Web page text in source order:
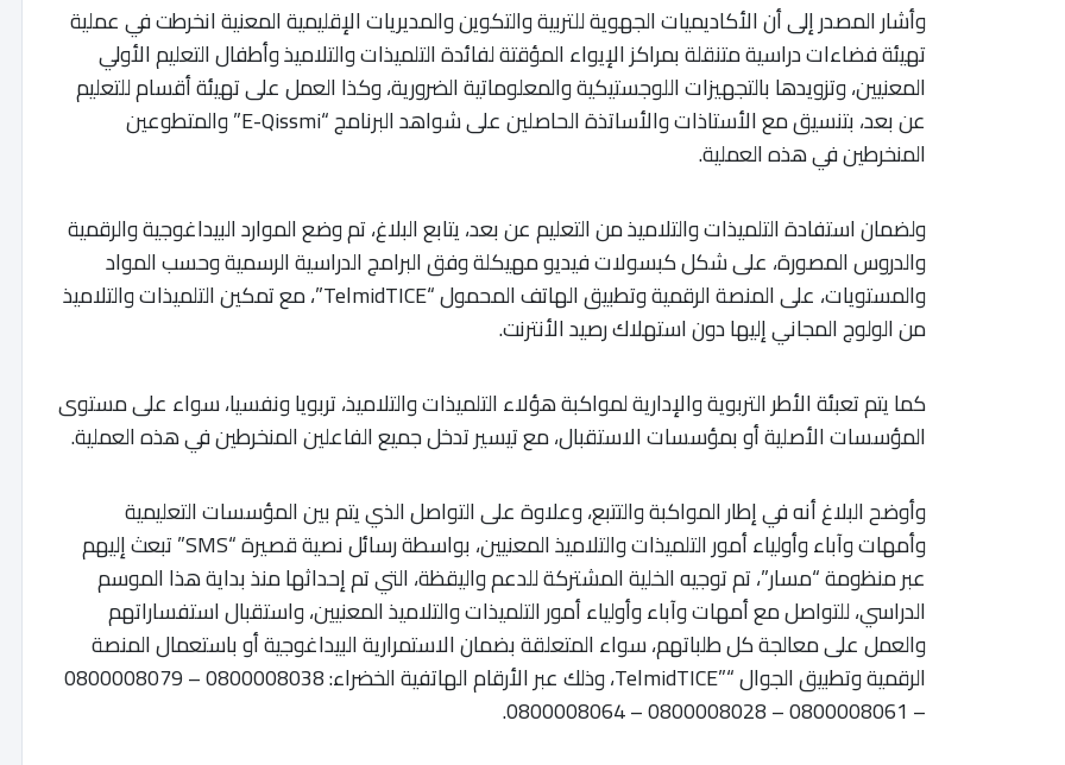
وأشار المصدر إلى أن الأكاديميات الجهوية للتربية والتكوين والمديريات الإقليمية المعنية انخرطت في عملية
تهيئة فضاءات دراسية متنقلة بمراكز الإيواء المؤقتة لفائدة التلميذات والتلاميذ وأطفال التعليم الأولي
المعنيين، وتزويدها بالتجهيزات اللوجستيكية والمعلوماتية الضرورية، وكذا العمل على تهيئة أقسام للتعليم
عن بعد، بتنسيق مع الأستاذات والأساتذة الحاصلين على شواهد البرنامج “E-Qissmi” والمتطوعين
المنخرطين في هذه العملية.
ولضمان استفادة التلميذات والتلاميذ من التعليم عن بعد، يتابع البلاغ، تم وضع الموارد البيداغوجية والرقمية
والدروس المصورة، على شكل كبسولات فيديو مهيكلة وفق البرامج الدراسية الرسمية وحسب المواد
والمستويات، على المنصة الرقمية وتطبيق الهاتف المحمول “TelmidTICE”، مع تمكين التلميذات والتلاميذ
من الولوج المجاني إليها دون استهلاك رصيد الأنترنت.
كما يتم تعبئة الأطر التربوية والإدارية لمواكبة هؤلاء التلميذات والتلاميذ، تربويا ونفسيا، سواء على مستوى
المؤسسات الأصلية أو بمؤسسات الاستقبال، مع تيسير تدخل جميع الفاعلين المنخرطين في هذه العملية.
وأوضح البلاغ أنه في إطار المواكبة والتتبع، وعلاوة على التواصل الذي يتم بين المؤسسات التعليمية
وأمهات وآباء وأولياء أمور التلميذات والتلاميذ المعنيين، بواسطة رسائل نصية قصيرة “SMS” تبعث إليهم
عبر منظومة “مسار”، تم توجيه الخلية المشتركة للدعم واليقظة، التي تم إحداثها منذ بداية هذا الموسم
الدراسي، للتواصل مع أمهات وآباء وأولياء أمور التلميذات والتلاميذ المعنيين، واستقبال استفساراتهم
والعمل على معالجة كل طلباتهم، سواء المتعلقة بضمان الاستمرارية البيداغوجية أو باستعمال المنصة
الرقمية وتطبيق الجوال “”TelmidTICE، وذلك عبر الأرقام الهاتفية الخضراء: 0800008038 – 0800008079
– 0800008061 – 0800008028 – 0800008064.